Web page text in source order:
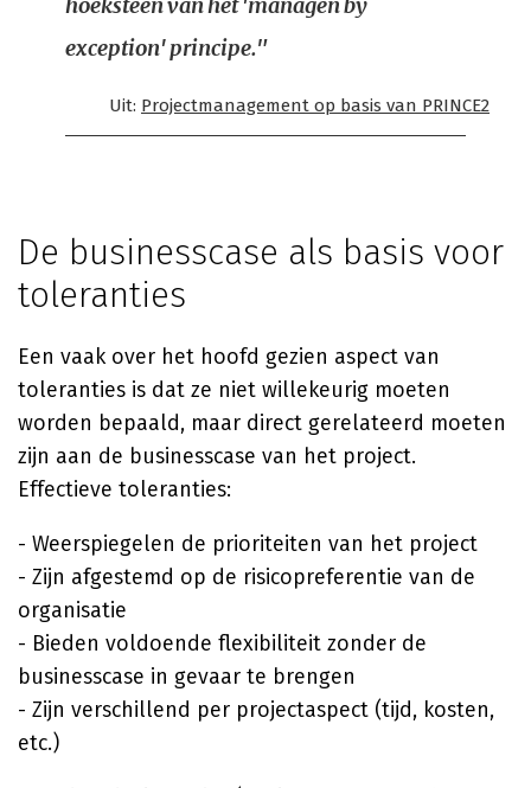
exception' principe."
Uit: Projectmanagement op basis van PRINCE2
De businesscase als basis voor
toleranties
Een vaak over het hoofd gezien aspect van
toleranties is dat ze niet willekeurig moeten
worden bepaald, maar direct gerelateerd moeten
zijn aan de businesscase van het project.
Effectieve toleranties:
- Weerspiegelen de prioriteiten van het project
- Zijn afgestemd op de risicopreferentie van de
organisatie
- Bieden voldoende flexibiliteit zonder de
businesscase in gevaar te brengen
- Zijn verschillend per projectaspect (tijd, kosten,
etc.)